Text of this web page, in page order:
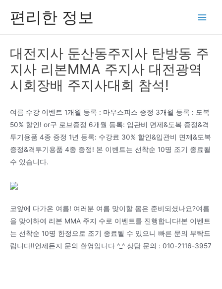
편리한 정보
대전지사 둔산동주지사 탄방동 주
지사 리본MMA 주지사 대전광역
시회장배 주지사대회 참석!
여름 수강 이벤트 1개월 등록 : 마우스피스 증정 3개월 등록 : 도복
50% 할인! or구 로브증정 6개월 등록: 입관비 면제&도복 증정&격
투기용품 4종 증정 1년 등록: 수강료 30% 할인&입관비 면제&도복
증정&격투기용품 4종 증정! 본 이벤트는 선착순 10명 조기 종료될
수 있습니다.
코앞에 다가온 여름! 여러분 여름 맞이할 몸은 준비되셨나요?여름
을 맞이하여 리본 MMA 주지 수로 이벤트를 진행합니다!본 이벤트
는 선착순 10명 한정으로 조기 종료될 수 있으니 빠른 문의 부탁드
립니다!!언제든지 문의 환영입니다 ^_^ 상담 문의 : 010-2116-3957